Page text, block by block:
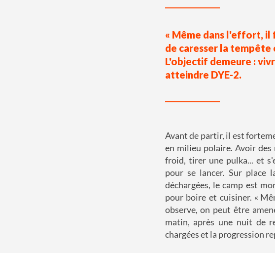
« Même dans l'effort, il
de caresser la
L'objectif demeure :
atteindre DYE-2.
Avant de partir, il est
en milieu polaire. Avoir
froid, tirer une pulka... et
pour se lancer. Sur place
déchargées, le camp est
pour boire et cuisiner. «
observe, on peut être
matin, après une nuit de
chargées et la progression